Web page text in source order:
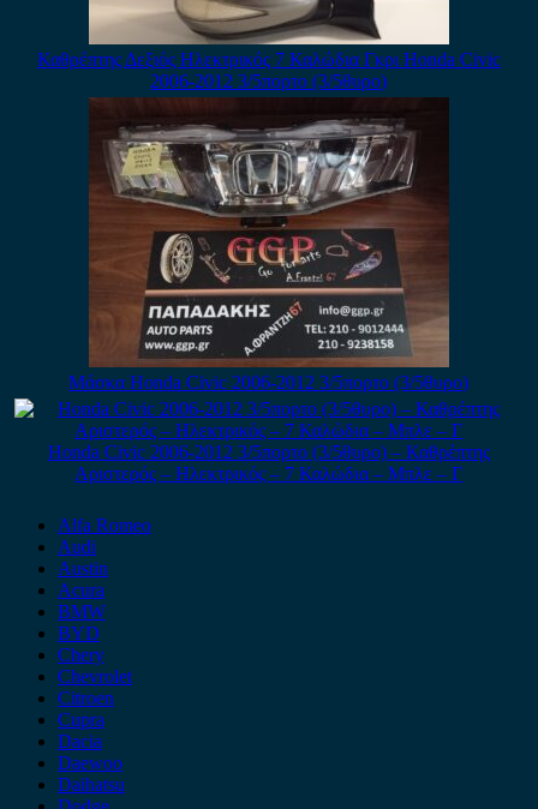
Καθρέπτης Δεξιός Ηλεκτρικός 7 Καλώδια Γκρι Honda Civic
2006-2012 3/5πορτο (3/5θυρο)
Μάσκα Honda Civic 2006-2012 3/5πορτο (3/5θυρο)
Honda Civic 2006-2012 3/5πορτο (3/5θυρο) – Καθρέπτης
Αριστερός – Ηλεκτρικός – 7 Καλώδια – Μπλε – Γ
Alfa Romeo
Audi
Austin
Acura
BMW
BYD
Chery
Chevrolet
Citroen
Cupra
Dacia
Daewoo
Daihatsu